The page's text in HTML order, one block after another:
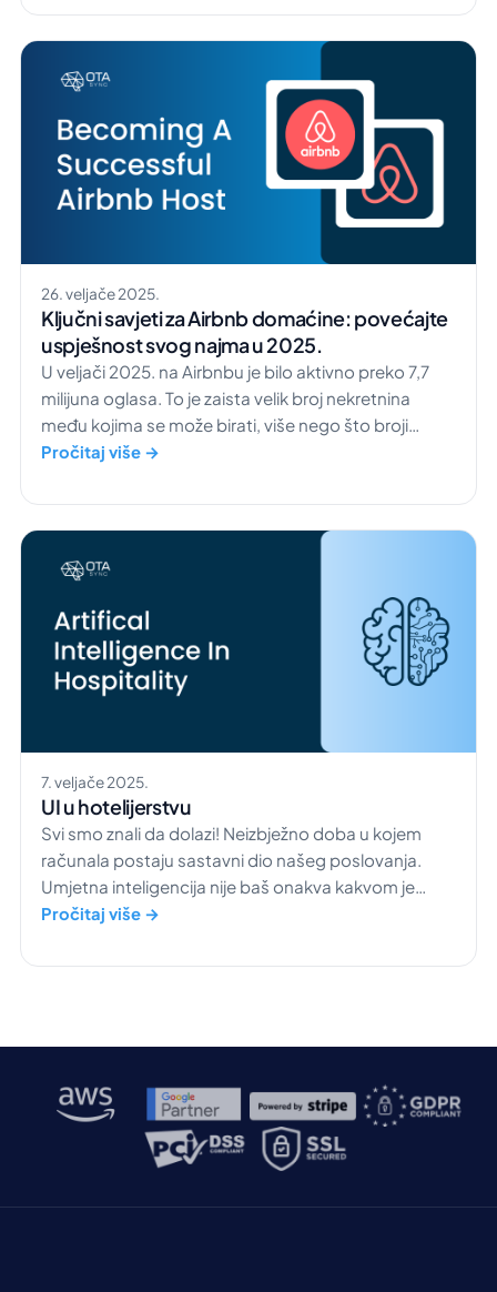
OGROMNA brojka. Radna snaga je progovorila i
jasno dala do znanja […]
26. veljače 2025.
Ključni savjeti za Airbnb domaćine: povećajte
uspješnost svog najma u 2025.
U veljači 2025. na Airbnbu je bilo aktivno preko 7,7
milijuna oglasa. To je zaista velik broj nekretnina
među kojima se može birati, više nego što broji
stanovništvo Hong Konga. Kako bi se VAŠ najam
mjestu da povećate vidljivost svoje nekretnine. Uz
ovaj […]
Pročitaj više →
7. veljače 2025.
UI u hotelijerstvu
Svi smo znali da dolazi! Neizbježno doba u kojem
računala postaju sastavni dio našeg poslovanja.
Umjetna inteligencija nije baš onakva kakvom je
prikazuju filmovi. Roboti (UI) sasvim lako mogu biti
svakodnevnom životu dok društvo napreduje. A tko
Pročitaj više →